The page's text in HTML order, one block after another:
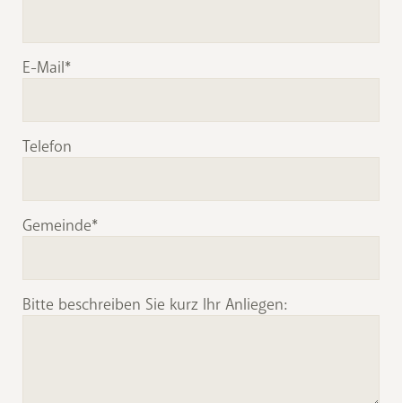
E-Mail
Telefon
Gemeinde
Bitte beschreiben Sie kurz Ihr Anliegen: